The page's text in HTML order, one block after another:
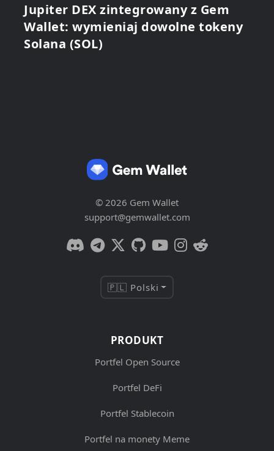
Jupiter DEX zintegrowany z Gem
Wallet: wymieniaj dowolne tokeny
Solana (SOL)
© 2026 Gem Wallet
support@gemwallet.com
🇵🇱 Polski
PRODUKT
Portfel Open Source
Portfel DeFi
Portfel Stablecoin
Portfel na monety Meme